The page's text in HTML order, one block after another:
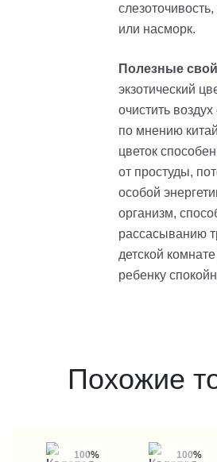
или насморк.
Полезные
экзотический
очистить
по мнению
цветок
от простуды,
особой
организм,
рассасыванию
детской
ребенку
Похожие
100%
100%